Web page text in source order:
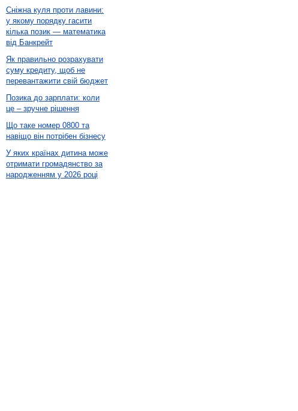
Сніжна куля проти лавини:
у якому порядку гасити
кілька позик — математика
від Банкрейт
Як правильно розрахувати
суму кредиту, щоб не
перевантажити свій бюджет
Позика до зарплати: коли
це – зручне рішення
Що таке номер 0800 та
навіщо він потрібен бізнесу
У яких країнах дитина може
отримати громадянство за
народженням у 2026 році